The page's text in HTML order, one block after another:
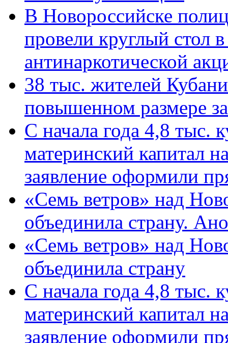
В Новороссийске
провели круглый стол
антинаркотической
38 тыс. жителей
повышенном размере
С начала года 4,8 тыс.
материнский капитал
заявление оформили
«Семь ветров» над
объединила страну.
«Семь ветров» над
объединила страну
С начала года 4,8 тыс.
материнский капитал
заявление оформили